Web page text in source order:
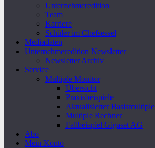
Unternehmeredition
Team
Karriere
Schüler im Chefsessel
Mediadaten
Unternehmeredition Newsletter
Newsletter Archiv
Service
Multiple Monitor
Übersicht
Praxisbeispiele
Aktualisierter Basismultiple
Multiple Rechner
Fallbeispiel Gigaset AG
Abo
Mein Konto